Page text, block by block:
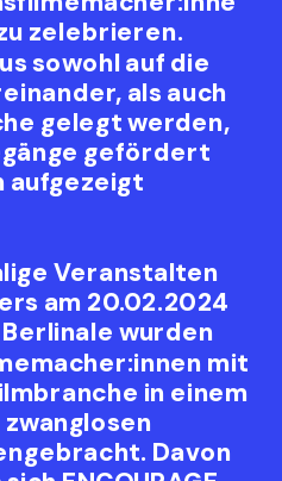
zelebrieren.
sowohl auf die
als auch
gelegt werden,
gefördert
aufgezeigt
Veranstalten
am 20.02.2024
wurden
mit
in einem
Davon